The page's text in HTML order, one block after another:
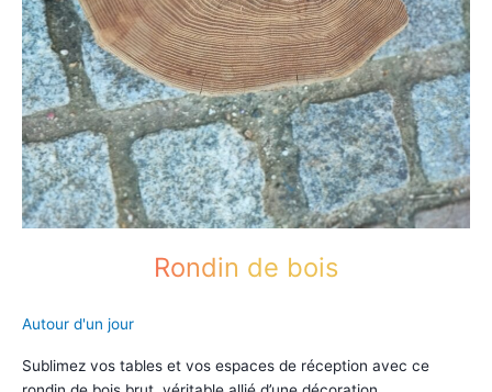
Rondin de bois
Autour d'un jour
Sublimez vos tables et vos espaces de réception avec ce